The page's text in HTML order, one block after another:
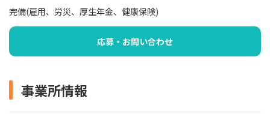
完備(雇用、労災、厚生年金、健康保険)
応募・お問い合わせ
事業所情報